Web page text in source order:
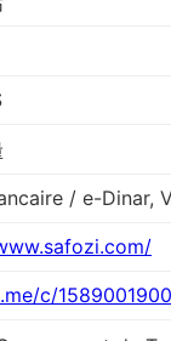
/ e-Dinar,
c/